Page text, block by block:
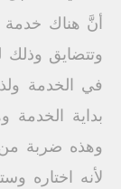
أنَّ هناك
وتتضايق وذلك
في الخدمة
بداية الخدمة
وهذه ضربة من
لأنه اختاره